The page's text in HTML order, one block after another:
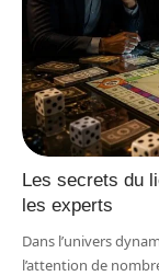
Les secrets du
les experts
Dans l’univers
l’attention de